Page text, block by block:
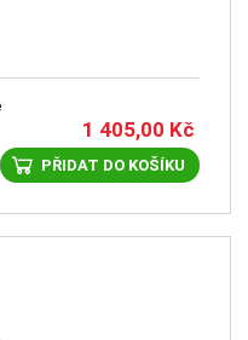
1 405,00 Kč
PŘIDAT DO KOŠÍKU